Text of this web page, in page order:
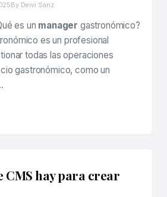
By Deivi Sanz
es un manager gastronómico?
es un profesional
todas las operaciones
gastronómico, como un
CMS hay para crear